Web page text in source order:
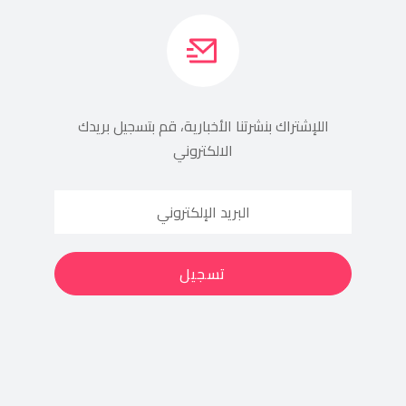
اللإشتراك بنشرتنا الأخبارية، قم بتسجيل بريدك
الالكتروني